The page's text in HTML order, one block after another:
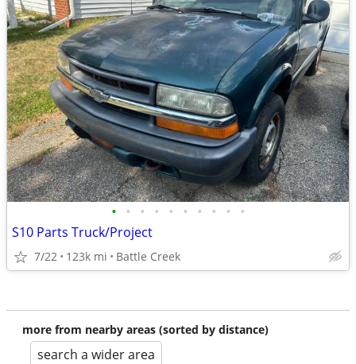
• • • • • • • • • •
S10 Parts Truck/Project
7/22 123k mi Battle Creek
more from nearby areas (sorted by distance)
search a wider area